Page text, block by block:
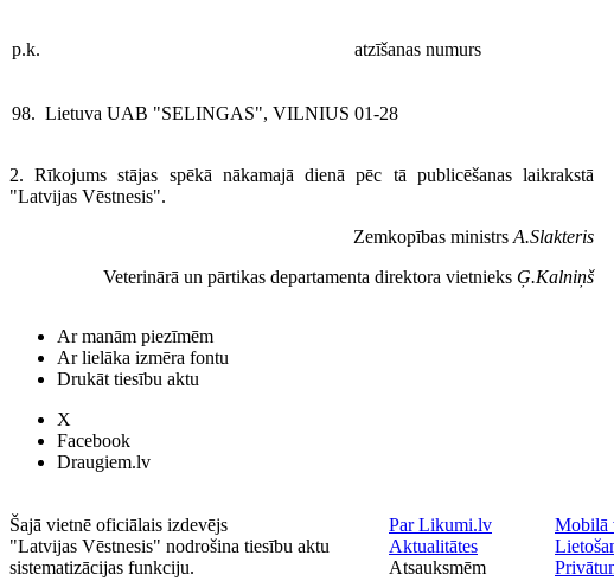
p.k. atzīšanas numurs
98. Lietuva UAB "SELINGAS", VILNIUS 01-28
2. Rīkojums stājas spēkā nākamajā dienā pēc tā publicēšanas laikrakstā
"Latvijas Vēstnesis".
Zemkopības ministrs A.Slakteris
Veterinārā un pārtikas departamenta direktora vietnieks Ģ.Kalniņš
Ar manām piezīmēm
Ar lielāka izmēra fontu
Drukāt tiesību aktu
X
Facebook
Draugiem.lv
Šajā vietnē oficiālais izdevējs
"Latvijas Vēstnesis" nodrošina tiesību aktu
sistematizācijas funkciju.
Par Likumi.lv
Aktualitātes
Atsauksmēm
Mobilā